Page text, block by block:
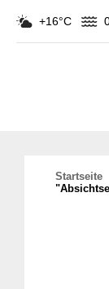
+16°C
Startseite